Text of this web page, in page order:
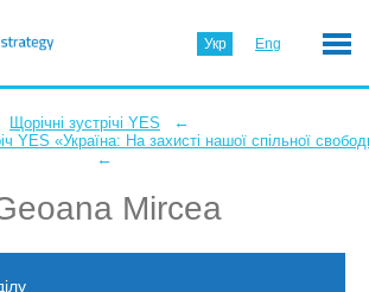
Укр Eng
Щорічні зустрічі YES ←
YES «Україна: На захисті нашої спільної
←
Mircea